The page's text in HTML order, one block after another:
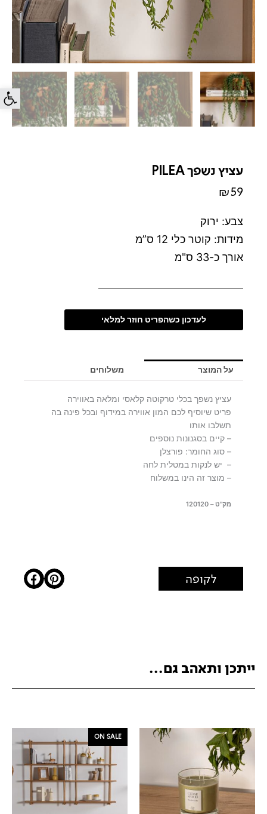
פתח
עציץ נשפך PILEA
₪59
צבע: ירוק
מידות: קוטר כלי 12 ס”מ
אורך כ-33 ס"מ
לעדכון כשהפריט חוזר למלאי
על המוצר משלוחים
עציץ נשפך בכלי טרקוטה קלאסי ומלאה באווירה
פריט שיוסיף לכם המון אווירה במידוף ובכל פינה בה
תשלבו אותו
– קיים בסגנונות נוספים
– סוג החומר: פורצלן
– יש לנקות במטלית לחה
– מוצר זה הינו במשלוח
מק"ט – 120120
לקופה
ייתכן ותאהב גם...
ON SALE